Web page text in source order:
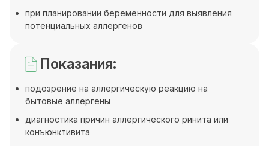
при планировании беременности для выявления
потенциальных аллергенов
Показания:
подозрение на аллергическую реакцию на
бытовые аллергены
диагностика причин аллергического ринита или
конъюнктивита